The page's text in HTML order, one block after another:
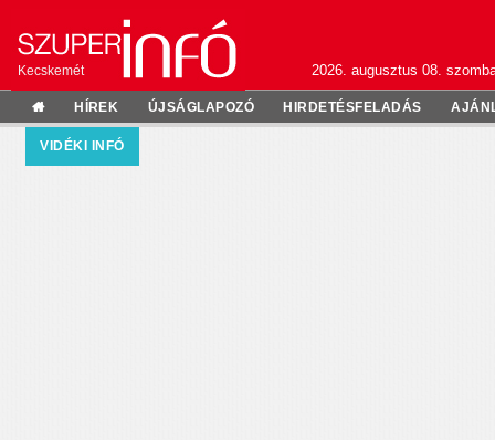
Kecskemét 2026. augusztus 08.
HÍREK ÚJSÁGLAPOZÓ HIRDETÉSFELADÁS
VIDÉKI INFÓ